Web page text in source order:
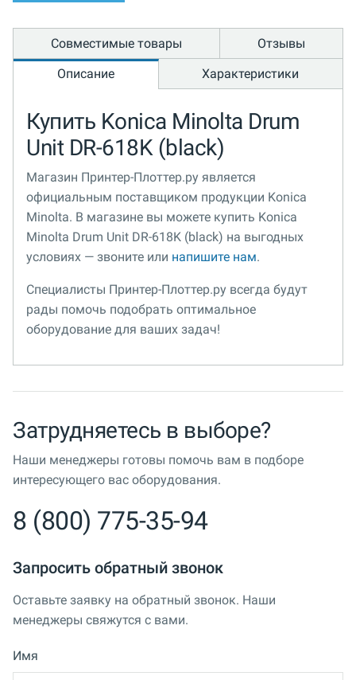
Совместимые товары
Отзывы
Описание
Характеристики
Купить Konica Minolta Drum
Unit DR-618K (black)
Магазин Принтер-Плоттер.ру является
официальным поставщиком продукции Konica
Minolta. В магазине вы можете купить Konica
Minolta Drum Unit DR-618K (black) на выгодных
условиях — звоните или напишите нам.
Специалисты Принтер-Плоттер.ру всегда будут
рады помочь подобрать оптимальное
оборудование для ваших задач!
Затрудняетесь в выборе?
Наши менеджеры готовы помочь вам в подборе
интересующего вас оборудования.
8 (800) 775-35-94
Запросить обратный звонок
Оставьте заявку на обратный звонок. Наши
менеджеры свяжутся с вами.
Имя